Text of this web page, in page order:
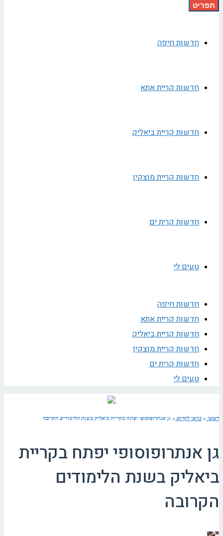
תפריט
חדשות חיפה
חדשות קריית אתא
חדשות קריית ביאליק
חדשות קריית מוצקין
חדשות קרית ים
טעים לי
חדשות חיפה
חדשות קריית אתא
חדשות קריית ביאליק
חדשות קריית מוצקין
חדשות קרית ים
טעים לי
ראשי » כדאי לקרוא » גן אנתרופוסופי יפתח בקריית ביאליק בשנת הלימודים הקרובה
גן אנתרופוסופי יפתח בקריית
ביאליק בשנת הלימודים
הקרובה